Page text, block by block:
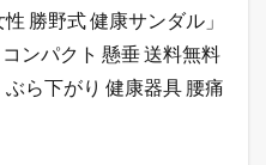
勝野式 健康サンダル」
ンパクト 懸垂 送料無料
ら下がり 健康器具 腰痛